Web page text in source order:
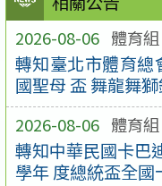
2026-08-06 體育組
轉知臺北市體育
國聖母 盃 舞龍舞
2026-08-06 體育組
轉知中華民國卡巴
學年 度總統盃全國